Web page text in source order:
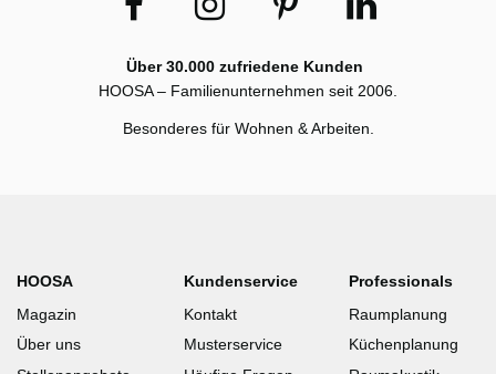
Über 30.000 zufriedene Kunden
HOOSA – Familienunternehmen seit 2006.
Besonderes für Wohnen & Arbeiten.
HOOSA
Magazin
Über uns
Kundenservice
Kontakt
Musterservice
Professionals
Raumplanung
Küchenplanung